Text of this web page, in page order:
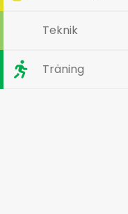
Teknik
Träning